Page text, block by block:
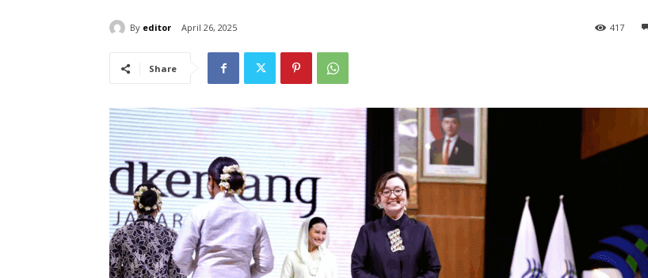
By editor April 26, 2025 417
Share